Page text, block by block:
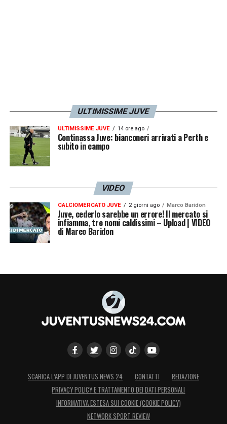
ULTIMISSIME JUVE
ULTIMISSIME JUVE 14 ore ago
Continassa Juve: bianconeri arrivati a Perth e
subito in campo
VIDEO
CALCIOMERCATO JUVE 2 giorni ago Marco Baridon
Juve, cederlo sarebbe un errore! Il mercato si
infiamma, tre nomi caldissimi – Upload | VIDEO
di Marco Baridon
SCARICA L’APP DI JUVENTUS NEWS 24 CONTATTI
REDAZIONE
PRIVACY POLICY E TRATTAMENTO DEI DATI PERSONALI
INFORMATIVA ESTESA SUI COOKIE (COOKIE POLICY)
NETWORK SPORT REVIEW